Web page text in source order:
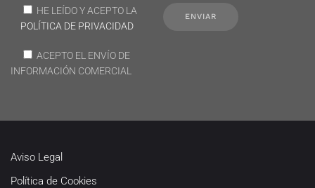
HE LEÍDO Y ACEPTO LA
POLÍTICA DE PRIVACIDAD
ACEPTO EL ENVÍO DE
INFORMACIÓN COMERCIAL
Aviso Legal
Política de Cookies